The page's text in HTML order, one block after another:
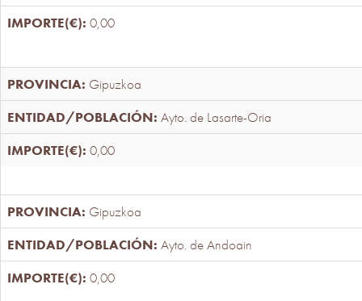
0,00
Gipuzkoa
Ayto. de Lasarte-Oria
0,00
Gipuzkoa
Ayto. de Andoain
0,00